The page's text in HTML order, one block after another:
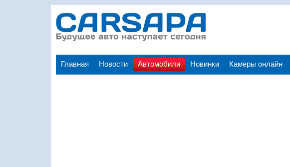
Главная Новости Автомобили Новинки Камеры онлайн